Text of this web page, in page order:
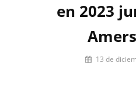
en 2023
Por 13 de